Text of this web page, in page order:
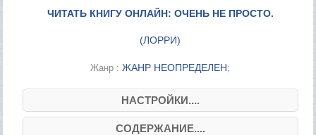
ЧИТАТЬ КНИГУ ОНЛАЙН: ОЧЕНЬ НЕ ПРОСТО.
(ЛОРРИ)
Жанр :ЖАНР НЕОПРЕДЕЛЕН;
НАСТРОЙКИ....
СОДЕРЖАНИЕ....